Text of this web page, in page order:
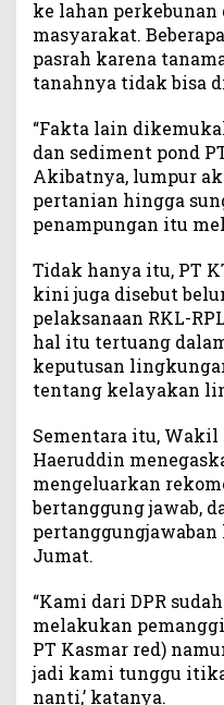
ke lahan perkebunan
masyarakat.
pasrah karena
tanahnya tidak bisa
“Fakta lain
dan sediment pond
Akibatnya, lumpur
pertanian hingga
penampungan itu
Tidak hanya itu, PT
kini juga disebut
pelaksanaan RKL-
hal itu tertuang
keputusan
tentang kelayakan
Sementara itu, Wakil
Haeruddin
mengeluarkan
bertanggung jawab,
Jumat.
“Kami dari DPR
melakukan
PT Kasmar red)
jadi kami tunggu
nanti,’ katanya.